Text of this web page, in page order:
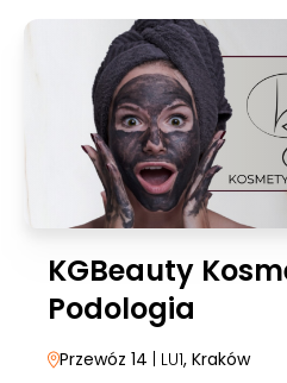
KGBeauty
Podologia
Przewóz 14 | LU1, Kraków